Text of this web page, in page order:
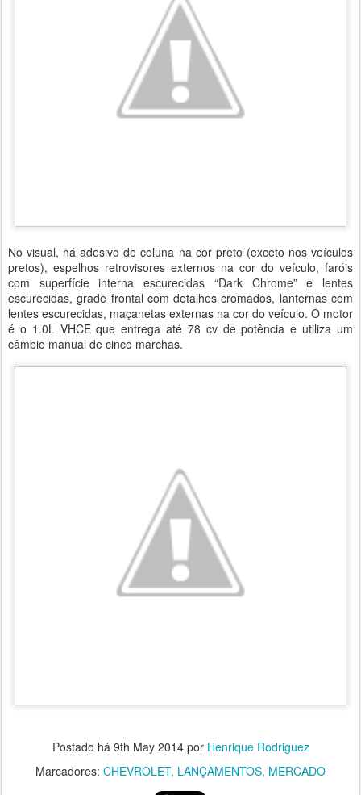
No visual, há adesivo de coluna na cor preto (exceto nos veículos
pretos), espelhos retrovisores externos na cor do veículo, faróis
com superfície interna escurecidas “Dark Chrome” e lentes
escurecidas, grade frontal com detalhes cromados, lanternas com
lentes escurecidas, maçanetas externas na cor do veículo. O motor
é o 1.0L VHCE que entrega até 78 cv de potência e utiliza um
câmbio manual de cinco marchas.
Postado há 9th May 2014por Henrique Rodriguez
Marcadores: CHEVROLET LANÇAMENTOS MERCADO